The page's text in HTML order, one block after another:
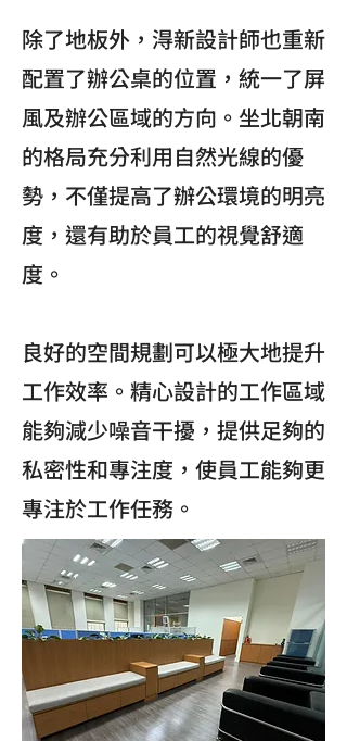
除了地板外，淂新設計師也重新
配置了辦公桌的位置，統一了屏
風及辦公區域的方向。坐北朝南
的格局充分利用自然光線的優
勢，不僅提高了辦公環境的明亮
度，還有助於員工的視覺舒適
度。
良好的空間規劃可以極大地提升
工作效率。精心設計的工作區域
能夠減少噪音干擾，提供足夠的
私密性和專注度，使員工能夠更
專注於工作任務。